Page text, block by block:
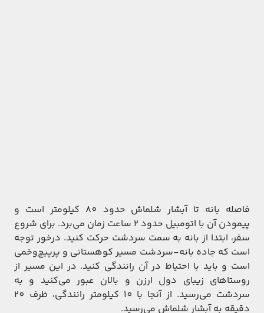
فاصله بانه تا آبشار شلماش حدود 80 کیلومتر است و
پیمودن آن با اتومبیل حدود 2 ساعت زمان می‌برد. برای شروع
سفر، ابتدا از بانه به سمت سردشت حرکت کنید. درخور توجه
است که جاده بانه-سردشت مسیر کوهستانی و پرپیچ‌وخمی
است و باید با احتیاط در آن رانندگی کنید. در این مسیر از
روستاهای زیبای دول ارزن و بالان عبور می‌کنید و به
سردشت می‌رسید. از آنجا با 10 کیلومتر رانندگی، ظرف 20
دقیقه به آبشار شلماش می‌رسید.